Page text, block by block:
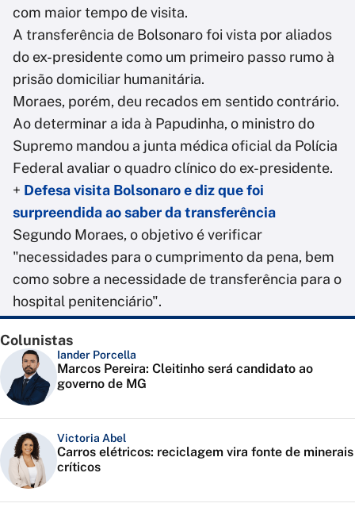
com maior tempo de visita.
A transferência de Bolsonaro foi vista por aliados
do ex-presidente como um primeiro passo rumo à
prisão domiciliar humanitária.
Moraes, porém, deu recados em sentido contrário.
Ao determinar a ida à Papudinha, o ministro do
Supremo mandou a junta médica oficial da Polícia
Federal avaliar o quadro clínico do ex-presidente.
+ Defesa visita Bolsonaro e diz que foi
surpreendida ao saber da transferência
Segundo Moraes, o objetivo é verificar
"necessidades para o cumprimento da pena, bem
como sobre a necessidade de transferência para o
hospital penitenciário".
Colunistas
Iander Porcella
Marcos Pereira: Cleitinho será candidato ao
governo de MG
Victoria Abel
Carros elétricos: reciclagem vira fonte de minerais
críticos